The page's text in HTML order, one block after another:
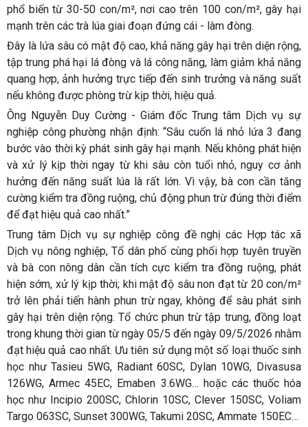
phổ biến từ 30-50 con/m², nơi cao trên 100 con/m², gây hại
mạnh trên các trà lúa giai đoạn đứng cái - làm đòng.
Đây là lứa sâu có mật độ cao, khả năng gây hại trên diện rộng,
tập trung phá hại lá đòng và lá công năng, làm giảm khả năng
quang hợp, ảnh hưởng trực tiếp đến sinh trưởng và năng suất
nếu không được phòng trừ kịp thời, hiệu quả.
Ông Nguyễn Duy Cường - Giám đốc Trung tâm Dịch vụ sự
nghiệp công phường nhận định: “Sâu cuốn lá nhỏ lứa 3 đang
bước vào thời kỳ phát sinh gây hại mạnh. Nếu không phát hiện
và xử lý kịp thời ngay từ khi sâu còn tuổi nhỏ, nguy cơ ảnh
hưởng đến năng suất lúa là rất lớn. Vì vậy, bà con cần tăng
cường kiểm tra đồng ruộng, chủ động phun trừ đúng thời điểm
để đạt hiệu quả cao nhất.”
Trung tâm Dịch vụ sự nghiệp công đề nghị các Hợp tác xã
Dịch vụ nông nghiệp, Tổ dân phố cùng phối hợp tuyên truyền
và bà con nông dân cần tích cực kiểm tra đồng ruộng, phát
hiện sớm, xử lý kịp thời; khi mật độ sâu non đạt từ 20 con/m²
trở lên phải tiến hành phun trừ ngay, không để sâu phát sinh
gây hại trên diện rộng. Tổ chức phun trừ tập trung, đồng loạt
trong khung thời gian từ ngày 05/5 đến ngày 09/5/2026 nhằm
đạt hiệu quả cao nhất. Ưu tiên sử dụng một số loại thuốc sinh
học như Tasieu 5WG, Radiant 60SC, Dylan 10WG, Divasusa
126WG, Armec 45EC, Emaben 3.6WG… hoặc các thuốc hóa
học như Incipio 200SC, Chlorin 10SC, Clever 150SC, Voliam
Targo 063SC, Sunset 300WG, Takumi 20SC, Ammate 150EC…